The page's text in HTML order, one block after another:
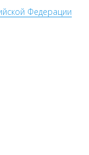
Федерации